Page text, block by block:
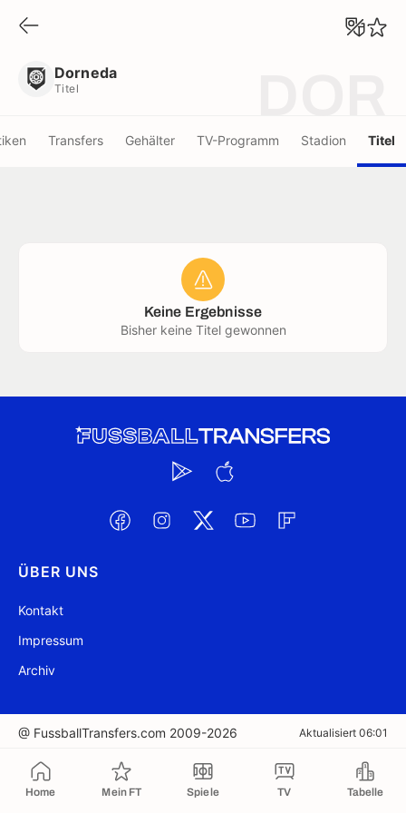
Home Mein FT Spiele TV Tabelle
Dorneda
Titel
Transfers Gehälter TV-Programm Stadion Titel
Keine Ergebnisse
Bisher keine Titel gewonnen
ÜBER UNS
Kontakt
Impressum
Archiv
@ FussballTransfers.com 2009-2026 Aktualisiert 06:01
In die Zwischenablage kopiert